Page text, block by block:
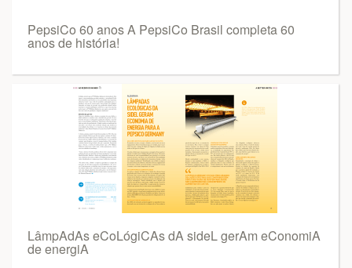
PepsiCo 60 anos A PepsiCo Brasil completa 60
anos de história!
LâmpAdAs eCoLógiCAs dA sideL gerAm eConomiA
de energiA